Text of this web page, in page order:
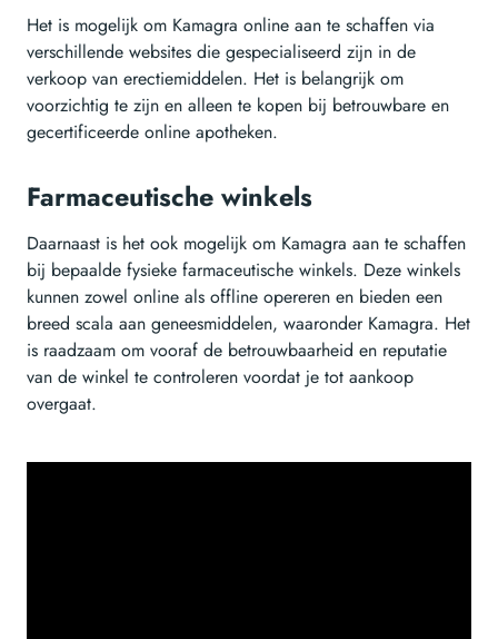
Het is mogelijk om Kamagra online aan te schaffen via
verschillende websites die gespecialiseerd zijn in de
verkoop van erectiemiddelen. Het is belangrijk om
voorzichtig te zijn en alleen te kopen bij betrouwbare en
gecertificeerde online apotheken.
Farmaceutische winkels
Daarnaast is het ook mogelijk om Kamagra aan te schaffen
bij bepaalde fysieke farmaceutische winkels. Deze winkels
kunnen zowel online als offline opereren en bieden een
breed scala aan geneesmiddelen, waaronder Kamagra. Het
is raadzaam om vooraf de betrouwbaarheid en reputatie
van de winkel te controleren voordat je tot aankoop
overgaat.